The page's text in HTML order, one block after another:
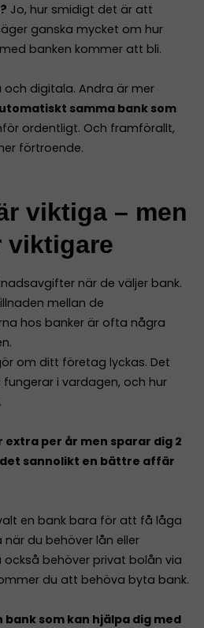
Jo, hur smidigt det är att
ganska mycket om hur
banken kommer att bli.
digitala. Andra är mer
samma bank som
ordentligt. Och framförallt,
förtroende.
viktiga – men
viktigare
när de väljer bank.
mellan de
hos banker är ofta några
om ditt företag lyckas. Det
i vardagen, och hur
extra per år men sparar dig 2
sannolikt en bättre affär
en bank bara för att få låga
du behöver lån eller
också behöver privat bolån via
du att behöva byta bank.
bank som kan hjälpa dig med